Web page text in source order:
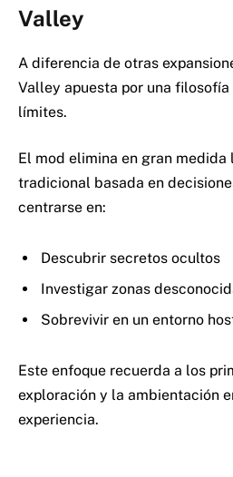
Valley
A diferencia de otras
Valley apuesta por una
límites.
El mod elimina en gran medida
tradicional basada en
centrarse en:
Descubrir secretos ocultos
Investigar zonas
Sobrevivir en un entorno
Este enfoque recuerda a los
exploración y la ambientación
experiencia.